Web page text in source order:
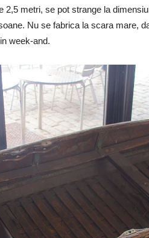
2,5 metri, se pot strange la
Nu se fabrica la scara mare,
week-and.